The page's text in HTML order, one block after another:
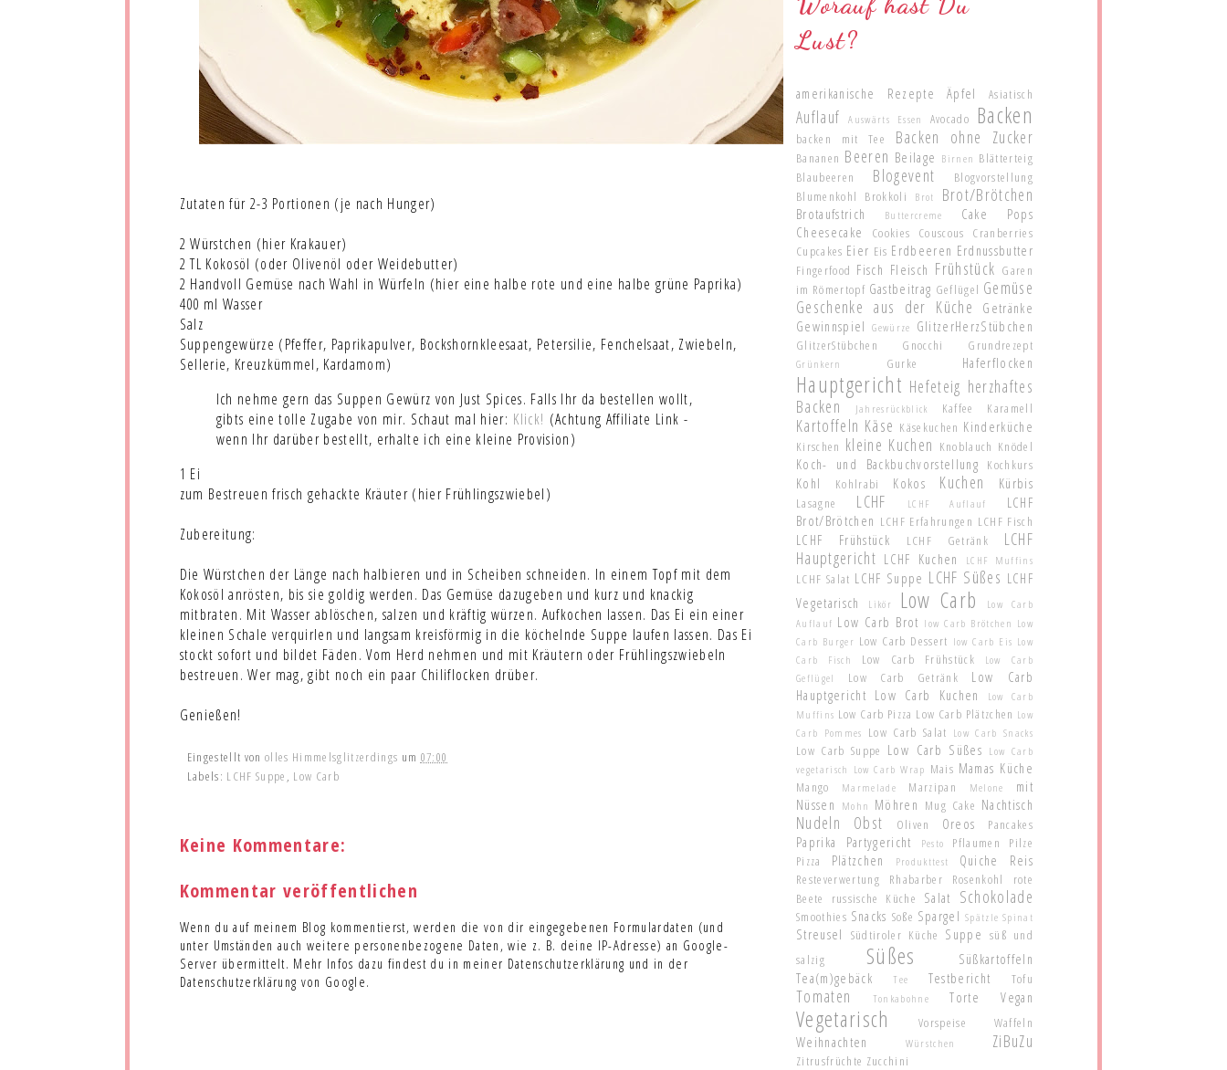
Zutaten für 2-3 Portionen (je nach Hunger)
2 Würstchen (hier Krakauer)
2 TL Kokosöl (oder Olivenöl oder Weidebutter)
2 Handvoll Gemüse nach Wahl in Würfeln (hier eine halbe rote und eine halbe grüne Paprika)
400 ml Wasser
Salz
Suppengewürze (Pfeffer, Paprikapulver, Bockshornkleesaat, Petersilie, Fenchelsaat, Zwiebeln,
Sellerie, Kreuzkümmel, Kardamom)
Ich nehme gern das Suppen Gewürz von Just Spices. Falls Ihr da bestellen wollt,
gibts eine tolle Zugabe von mir. Schaut mal hier: Klick! (Achtung Affiliate Link -
wenn Ihr darüber bestellt, erhalte ich eine kleine Provision)
1 Ei
zum Bestreuen frisch gehackte Kräuter (hier Frühlingszwiebel)
Zubereitung:
Die Würstchen der Länge nach halbieren und in Scheiben schneiden. In einem Topf mit dem
Kokosöl anrösten, bis sie goldig werden. Das Gemüse dazugeben und kurz und knackig
mitbraten. Mit Wasser ablöschen, salzen und kräftig würzen. Aufkochen lassen. Das Ei ein einer
kleinen Schale verquirlen und langsam kreisförmig in die köchelnde Suppe laufen lassen. Das Ei
stockt sofort und bildet Fäden. Vom Herd nehmen und mit Kräutern oder Frühlingszwiebeln
bestreuen. Wer mag, gibt noch ein paar Chiliflocken drüber.
Genießen!
Eingestellt von olles Himmelsglitzerdings um 07:00
Labels: LCHF Suppe , Low Carb
Keine Kommentare:
Kommentar veröffentlichen
Wenn du auf meinem Blog kommentierst, werden die von dir eingegebenen Formulardaten (und
unter Umständen auch weitere personenbezogene Daten, wie z. B. deine IP-Adresse) an Google-
Server übermittelt. Mehr Infos dazu findest du in meiner Datenschutzerklärung und in der
Datenschutzerklärung von Google.
Lust?
amerikanische Rezepte Äpfel Asiatisch
Auflauf Auswärts Essen Avocado Backen
backen mit Tee Backen ohne Zucker
Bananen Beeren Beilage Birnen Blätterteig
Blaubeeren
Blogevent
Blogvorstellung
Blumenkohl
Brokkoli Brot Brot/Brötchen
Brotaufstrich Buttercreme
Cake Pops
Cheesecake
Cookies Couscous
Cranberries
Cupcakes Eier Eis Erdbeeren Erdnussbutter
Fingerfood Fisch Fleisch Frühstück Garen
im Römertopf Gastbeitrag Geflügel Gemüse
Geschenke aus der Küche
Getränke
Gewinnspiel Gewürze GlitzerHerzStübchen
GlitzerStübchen Gnocchi Grundrezept
Grünkern Gurke Haferflocken
Hauptgericht Hefeteig herzhaftes
Backen
Jahresrückblick Kaffee Karamell
Kartoffeln Käse Käsekuchen Kinderküche
Kirschen kleine Kuchen Knoblauch Knödel
Koch- und Backbuchvorstellung Kochkurs
Kohl Kohlrabi Kokos Kuchen Kürbis
Lasagne LCHF LCHF Auflauf
LCHF
Brot/Brötchen LCHF Erfahrungen LCHF Fisch
LCHF Frühstück LCHF Getränk
LCHF
Hauptgericht LCHF Kuchen LCHF Muffins
LCHF Salat LCHF Suppe LCHF Süßes LCHF
Vegetarisch
Likör Low Carb
Low Carb
Auflauf Low Carb Brot low Carb Brötchen Low
Carb Burger Low Carb Dessert low Carb Eis Low
Carb Fisch
Low Carb Frühstück
Low Carb
Geflügel
Low Carb Getränk
Low Carb
Hauptgericht Low Carb Kuchen
Low Carb
Muffins Low Carb Pizza Low Carb Plätzchen Low
Carb Pommes Low Carb Salat Low Carb Snacks
Low Carb Suppe Low Carb Süßes Low Carb
vegetarisch Low Carb Wrap Mais Mamas Küche
Mango Marmelade Marzipan Melone
mit
Nüssen
Mohn Möhren Mug Cake Nachtisch
Nudeln Obst Oliven Oreos Pancakes
Paprika Partygericht Pesto Pflaumen
Pilze
Pizza
Plätzchen Produkttest Quiche Reis
Resteverwertung Rhabarber Rosenkohl
rote
Beete
russische Küche Salat Schokolade
Smoothies Snacks Soße Spargel Spätzle Spinat
Streusel Südtiroler Küche Suppe süß und
salzig
Süßes
Süßkartoffeln
Tea(m)gebäck
Tee Testbericht Tofu
Tomaten Tonkabohne Torte Vegan
Vegetarisch Vorspeise Waffeln
Weihnachten Würstchen ZiBuZu
Zitrusfrüchte Zucchini